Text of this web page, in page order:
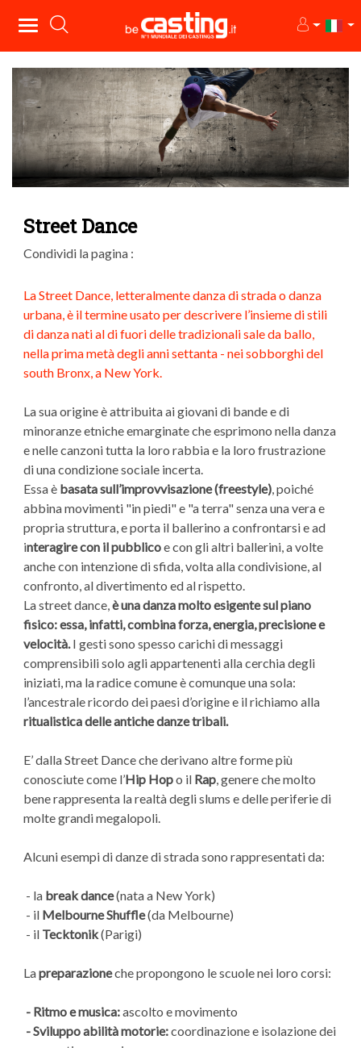
Street Dance
Condividi la pagina :
La Street Dance, letteralmente danza di strada o danza
urbana, è il termine usato per descrivere l’insieme di stili
di danza nati al di fuori delle tradizionali sale da ballo,
nella prima metà degli anni settanta - nei sobborghi del
south Bronx, a New York.
La sua origine è attribuita ai giovani di bande e di
minoranze etniche emarginate che esprimono nella danza
e nelle canzoni tutta la loro rabbia e la loro frustrazione
di una condizione sociale incerta.
Essa è basatasull’improvvisazione (freestyle) , poiché
abbina movimenti "in piedi" e "a terra" senza una vera e
propria struttura, e porta il ballerino a confrontarsi e ad
interagire con il pubblicoe con gli altri ballerini, a volte
anche con intenzione di sfida, volta alla condivisione, al
confronto, al divertimento ed al rispetto.
La street dance, è una danza molto esigente sul piano
fisico: essa, infatti, combina forza, energia, precisione e
velocità. I gesti sono spesso carichi di messaggi
comprensibili solo agli appartenenti alla cerchia degli
iniziati, ma la radice comune è comunque una sola:
l’ancestrale ricordo dei paesi d’origine e il richiamo alla
ritualistica delle antiche danze tribali.
E’ dalla Street Dance che derivano altre forme più
conosciute come l’Hip Hopo il Rap , genere che molto
bene rappresenta la realtà degli slums e delle periferie di
molte grandi megalopoli.
Alcuni esempi di danze di strada sono rappresentati da:
- la break dance(nata a New York)
- il Melbourne Shuffle(da Melbourne)
- il Tecktonik(Parigi)
Lapreparazioneche propongono le scuole nei loro corsi:
- Ritmo e musica:ascolto e movimento
- Sviluppo abilità motorie:coordinazione e isolazione dei